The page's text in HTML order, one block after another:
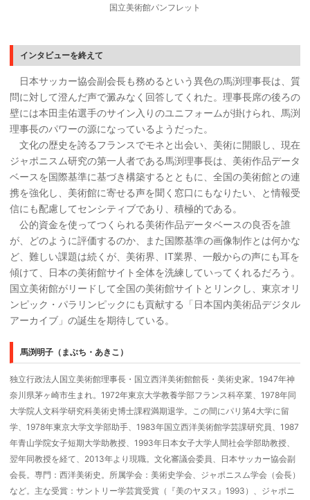
国立美術館パンフレット
インタビューを終えて
日本サッカー協会副会長も務めるという異色の馬渕理事長は、質
問に対して澄んだ声で澱みなく回答してくれた。理事長席の後ろの
壁には本田圭佑選手のサイン入りのユニフォームが掛けられ、馬渕
理事長のパワーの源になっているようだった。
文化の歴史を誇るフランスでモネと出会い、美術に開眼し、現在
ジャポニスム研究の第一人者である馬渕理事長は、美術作品データ
ベースを国際基準に基づき構築するとともに、全国の美術館との連
携を強化し、美術館に寄せる声を聞く窓口にもなりたい、と情報受
信にも配慮してセンシティブであり、積極的である。
公的資金を使ってつくられる美術作品データベースの良否を誰
が、どのように評価するのか、また国際基準の画像制作とは何かな
ど、難しい課題は続くが、美術界、IT業界、一般からの声にも耳を
傾けて、日本の美術館サイト全体を洗練していってくれるだろう。
国立美術館がリードして全国の美術館サイトとリンクし、東京オリ
ンピック・パラリンピックにも貢献する「日本国内美術品デジタル
アーカイブ」の誕生を期待している。
馬渕明子（まぶち・あきこ）
独立行政法人国立美術館理事長・国立西洋美術館館長・美術史家。1947年神
奈川県茅ヶ崎市生まれ。1972年東京大学教養学部フランス科卒業、1978年同
大学院人文科学研究科美術史博士課程満期退学。この間にパリ第4大学に留
学、1978年東京大学文学部助手、1983年国立西洋美術館学芸課研究員、1987
年青山学院女子短期大学助教授、1993年日本女子大学人間社会学部助教授、
翌年同教授を経て、2013年より現職。文化審議会委員、日本サッカー協会副
会長。専門：西洋美術史。所属学会：美術史学会、ジャポニスム学会（会長）
など。主な受賞：サントリー学芸賞受賞（『美のヤヌス』1993）、ジャポニ